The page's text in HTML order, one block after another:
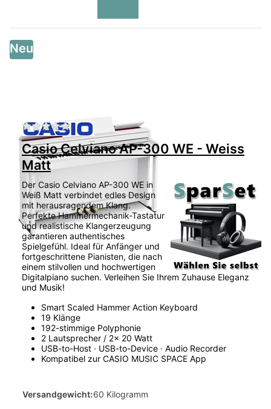
Neu
Zu diesem Produkt liegen noch keine
Casio Celviano AP-300 WE - Weiss
Matt
Der Casio Celviano AP-300 WE in
Weiß Matt verbindet edles Design
mit herausragendem Klang.
Perfekte Hammermechanik-Tastatur
und realistische Klangerzeugung
garantieren authentisches
Spielgefühl. Ideal für Anfänger und
fortgeschrittene Pianisten, die nach
einem stilvollen und hochwertigen
Digitalpiano suchen. Verleihen Sie Ihrem Zuhause Eleganz
und Musik!
Smart Scaled Hammer Action Keyboard
19 Klänge
192-stimmige Polyphonie
2 Lautsprecher / 2x 20 Watt
USB-to-Host · USB-to-Device · Audio Recorder
Kompatibel zur CASIO MUSIC SPACE App
Versandgewicht:60 Kilogramm